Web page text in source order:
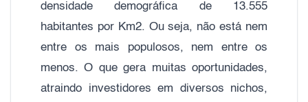
densidade demográfica de 13.555
habitantes por Km2. Ou seja, não está nem
entre os mais populosos, nem entre os
menos. O que gera muitas oportunidades,
atraindo investidores em diversos nichos,